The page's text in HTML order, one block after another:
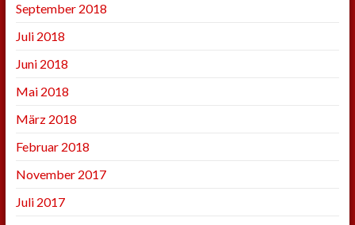
September 2018
Juli 2018
Juni 2018
Mai 2018
März 2018
Februar 2018
November 2017
Juli 2017